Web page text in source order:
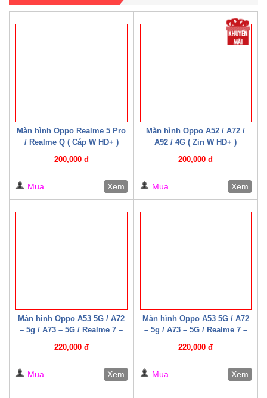
Màn hình Oppo Realme 5 Pro
/ Realme Q ( Cáp W HD+ )
200,000 đ
Mua Xem
Màn hình Oppo A52 / A72 /
A92 / 4G ( Zin W HD+ )
200,000 đ
Mua Xem
Màn hình Oppo A53 5G / A72
– 5g / A73 – 5G / Realme 7 –
Realme Q2 ( Cáp W HD+ )
220,000 đ
Mua Xem
Màn hình Oppo A53 5G / A72
– 5g / A73 – 5G / Realme 7 –
Realme Q2 ( Cáp W HD+ )
220,000 đ
Mua Xem